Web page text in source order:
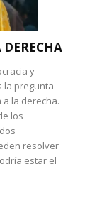
y
la pregunta
la derecha.
los
resolver
estar el